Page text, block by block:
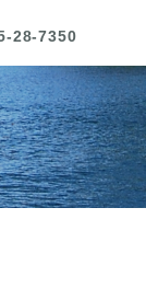
28-7350